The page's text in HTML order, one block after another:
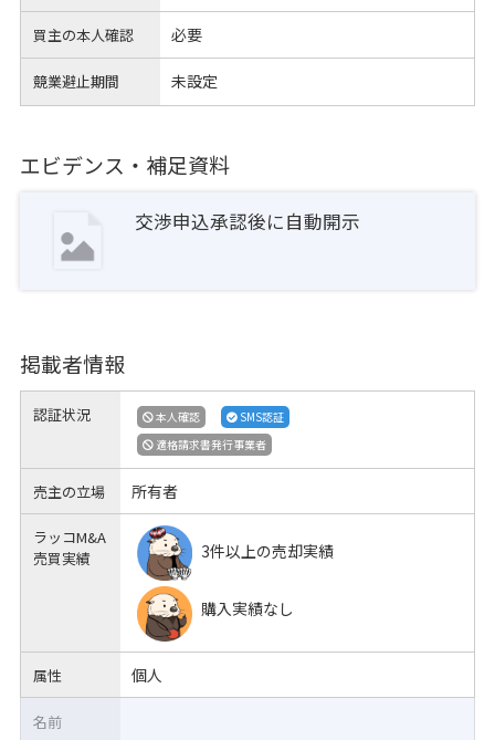
買主の本人確認 必要
競業避止期間 未設定
エビデンス・補足資料
交渉申込承認後に自動開示
掲載者情報
認証状況 本人確認
SMS認証
適格請求書発行事業者
売主の立場 所有者
ラッコM&A
売買実績
3件以上の売却実績
購入実績なし
属性 個人
名前